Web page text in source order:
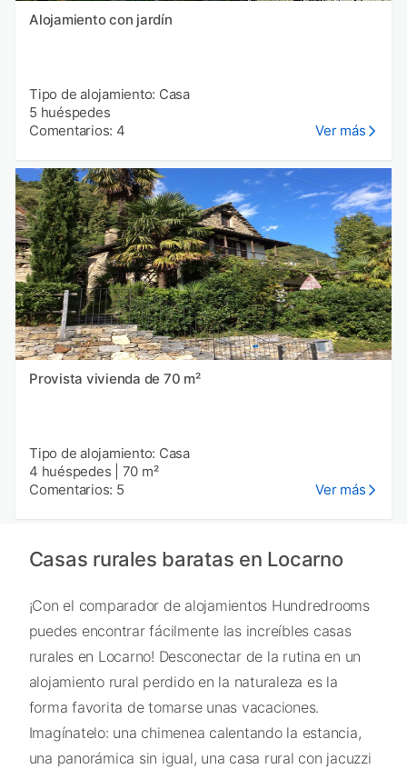
Alojamiento con jardín
Tipo de alojamiento: Casa
5 huéspedes
Comentarios: 4
Ver más
Provista vivienda de 70 m²
Tipo de alojamiento: Casa
4 huéspedes
70 m²
Comentarios: 5
Ver más
Casas rurales baratas en Locarno
¡Con el comparador de alojamientos Hundredrooms
puedes encontrar fácilmente las increíbles casas
rurales en Locarno! Desconectar de la rutina en un
alojamiento rural perdido en la naturaleza es la
forma favorita de tomarse unas vacaciones.
Imagínatelo: una chimenea calentando la estancia,
una panorámica sin igual, una casa rural con jacuzzi